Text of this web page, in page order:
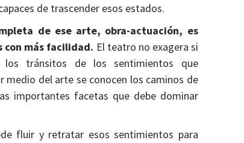
de trascender esos estados.
de ese arte, obra-actuación, es
con más facilidad. El teatro no exagera si
tránsitos de los sentimientos que
medio del arte se conocen los caminos de
importantes facetas que debe dominar
fluir y retratar esos sentimientos para